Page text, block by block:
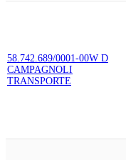
58.742.689/0001-00W D
CAMPAGNOLI
TRANSPORTE